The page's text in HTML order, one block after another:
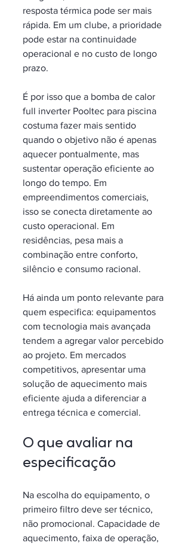
resposta térmica pode ser mais
rápida. Em um clube, a prioridade
pode estar na continuidade
operacional e no custo de longo
prazo.
É por isso que a bomba de calor
full inverter Pooltec para piscina
costuma fazer mais sentido
quando o objetivo não é apenas
aquecer pontualmente, mas
sustentar operação eficiente ao
longo do tempo. Em
empreendimentos comerciais,
isso se conecta diretamente ao
custo operacional. Em
residências, pesa mais a
combinação entre conforto,
silêncio e consumo racional.
Há ainda um ponto relevante para
quem especifica: equipamentos
com tecnologia mais avançada
tendem a agregar valor percebido
ao projeto. Em mercados
competitivos, apresentar uma
solução de aquecimento mais
eficiente ajuda a diferenciar a
entrega técnica e comercial.
O que avaliar na
especificação
Na escolha do equipamento, o
primeiro filtro deve ser técnico,
não promocional. Capacidade de
aquecimento, faixa de operação,